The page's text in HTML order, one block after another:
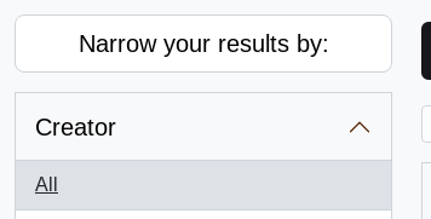
Narrow your results by:
Creator
All